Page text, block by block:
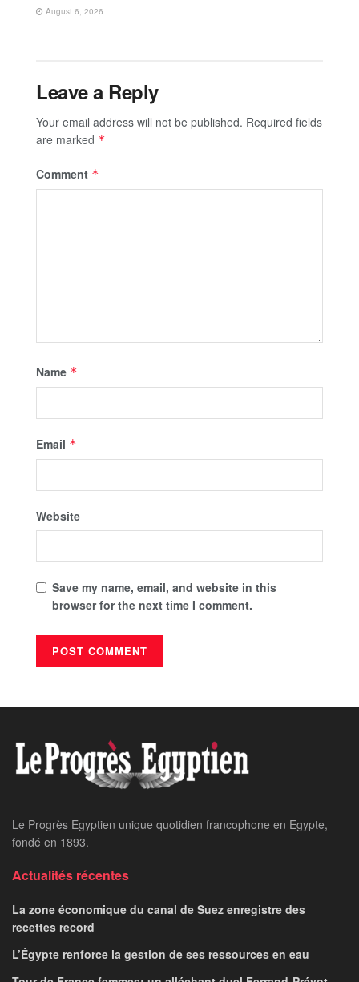
August 6, 2026
Leave a Reply
Your email address will not be published. Required fields
are marked *
Comment *
Name *
Email *
Website
Save my name, email, and website in this
browser for the next time I comment.
Le Progrès Egyptien unique quotidien francophone en Egypte,
fondé en 1893.
Actualités récentes
La zone économique du canal de Suez enregistre des
recettes record
L’Égypte renforce la gestion de ses ressources en eau